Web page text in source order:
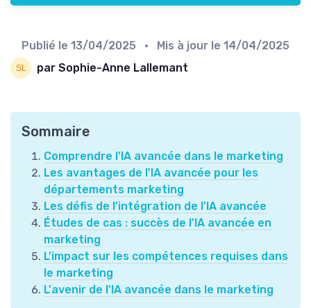
Publié le 13/04/2025 • Mis à jour le 14/04/2025
par Sophie-Anne Lallemant
Sommaire
Comprendre l'IA avancée dans le marketing
Les avantages de l'IA avancée pour les
départements marketing
Les défis de l'intégration de l'IA avancée
Études de cas : succès de l'IA avancée en
marketing
L'impact sur les compétences requises dans
le marketing
L'avenir de l'IA avancée dans le marketing